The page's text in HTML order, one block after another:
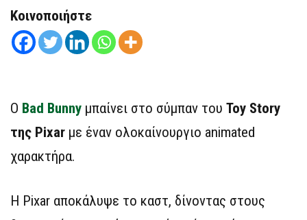
Κοινοποιήστε
Ο Bad Bunny μπαίνει στο σύμπαν του Toy Story
της Pixar με έναν ολοκαίνουργιο animated
χαρακτήρα.
Η Pixar αποκάλυψε το καστ, δίνοντας στους